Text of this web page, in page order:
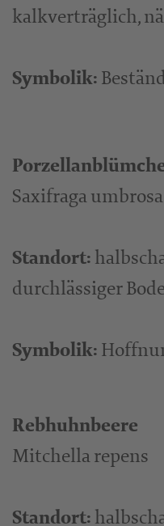
kalkverträglich,
Symbolik:
Saxifraga umbrosa
Standort:
durchlässiger
Symbolik:
Rebhuhnbeere
Mitchella repens
Standort: